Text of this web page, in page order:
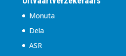
Monuta
Dela
ASR